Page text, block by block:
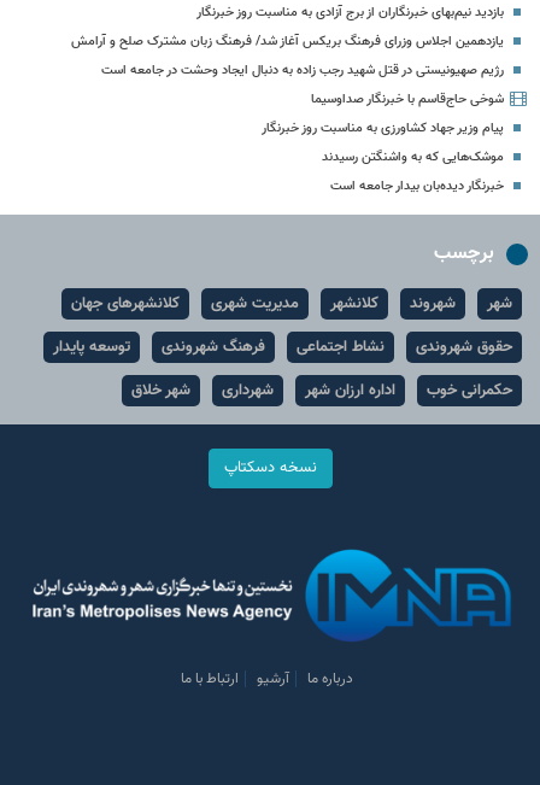
بازدید نیم‌بهای خبرنگاران از برج آزادی به مناسبت روز خبرنگار
یازدهمین اجلاس وزرای فرهنگ بریکس آغاز شد/ فرهنگ زبان مشترک صلح و آرامش
رژیم صهیونیستی در قتل شهید رجب زاده به دنبال ایجاد وحشت در جامعه است
شوخی حاج‌قاسم با خبرنگار صداوسیما
پیام وزیر جهاد کشاورزی به مناسبت روز خبرنگار
موشک‌هایی که به واشنگتن رسیدند
خبرنگار دیده‌بان بیدار جامعه است
برچسب
شهر شهروند کلانشهر مدیریت شهری
کلانشهرهای جهان
حقوق شهروندی
نشاط اجتماعی فرهنگ شهروندی
توسعه پایدار
حکمرانی خوب
اداره ارزان شهر شهرداری شهر خلاق
نسخه دسکتاپ
درباره ما آرشیو ارتباط با ما